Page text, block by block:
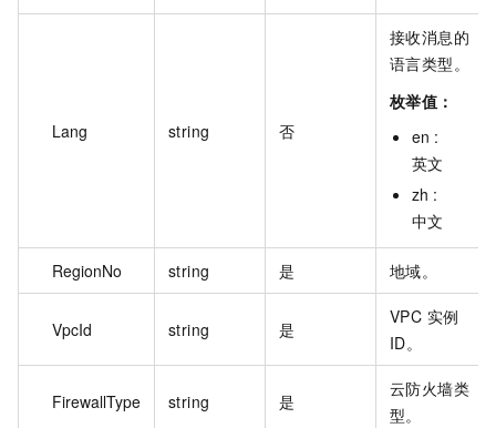
Lang string 否
接收消息的
语言类型。
枚举值：
en :
英文
zh :
中文
RegionNo string 是 地域。
VpcId string 是
VPC 实例
ID。
FirewallType string 是
云防火墙类
型。